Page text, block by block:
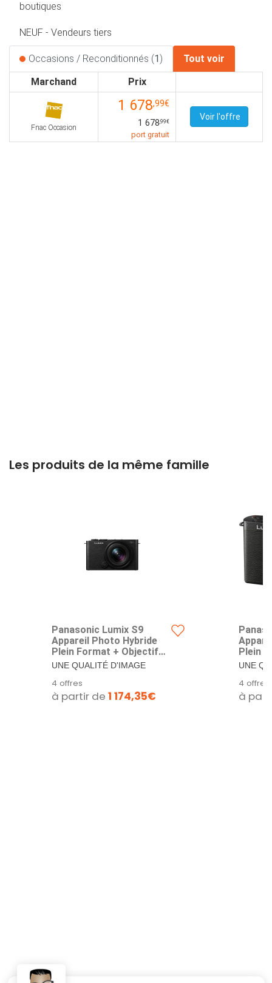
boutiques
NEUF - Vendeurs tiers
Occasions / Reconditionnés (1)
Tout voir
Marchand
Prix
Fnac Occasion
1 678,99€
1 678,99€
port gratuit
Voir l'offre
Les produits de la même famille
Panasonic Lumix S9
Appareil Photo Hybride
Plein Format + Objectif
Lumix S 18-40mm F4.5-6.3
(24MP, Autofocus Phase,
Double Stab, 6K Open
Gate, Rafale AFC 30ips,
App Lumix Lab) – Version
UNE QUALITÉ D'IMAGE
plein format de 24,2 MP...
4 offres
à partir de 1 174,35€
Plein
Gate,
App.
UNE
plein
4 offres
à